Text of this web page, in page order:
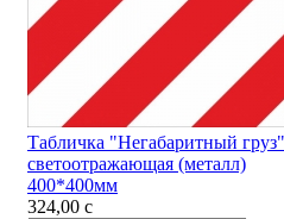
Табличка "Негабаритный груз"
светоотражающая (металл)
400*400мм
324,00 c